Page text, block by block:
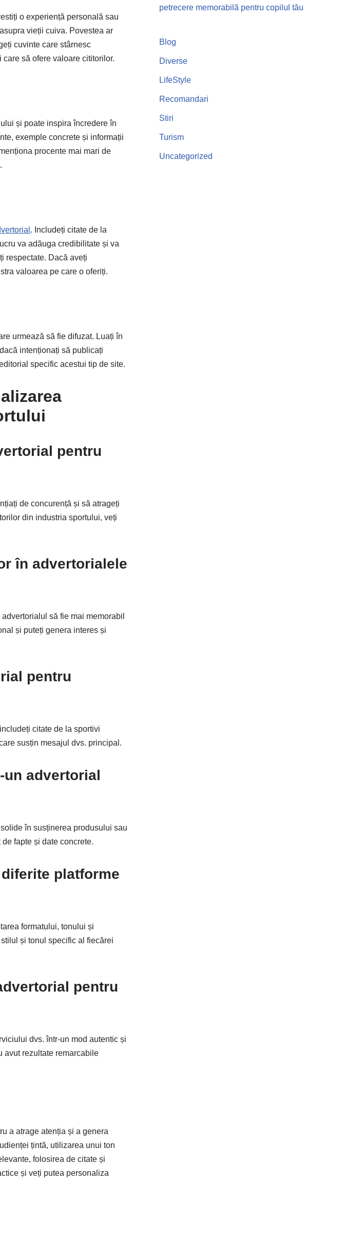
o experiență personală sau
vieții cuiva. Povestea ar
cuvinte care stârnesc
să ofere valoare cititorilor.
și poate inspira încredere în
exemple concrete și informații
procente mai mari de
. Includeți citate de la
va adăuga credibilitate și va
respectate. Dacă aveți
valoarea pe care o oferiți.
urmează să fie difuzat. Luați în
intenționați să publicați
specific acestui tip de site.
pentru
de concurență și să atrageți
din industria sportului, veți
în advertorialele
să fie mai memorabil
și puteți genera interes și
pentru
citate de la sportivi
susțin mesajul dvs. principal.
advertorial
în susținerea produsului sau
fapte și date concrete.
platforme
formatului, tonului și
și tonul specific al fiecărei
pentru
dvs. într-un mod autentic și
avut rezultate remarcabile
a atrage atenția și a genera
țintă, utilizarea unui ton
folosirea de citate și
și veți putea personaliza
petrecere memorabilă pentru copilul tău
Blog
Diverse
LifeStyle
Recomandari
Stiri
Turism
Uncategorized